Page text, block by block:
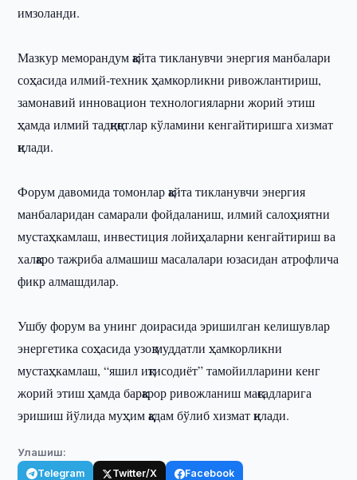
имзоланди.
Мазкур меморандум қайта тикланувчи энергия манбалари
соҳасида илмий-техник ҳамкорликни ривожлантириш,
замонавий инновацион технологияларни жорий этиш
ҳамда илмий тадқиқотлар кўламини кенгайтиришга хизмат
қилади.
Форум давомида томонлар қайта тикланувчи энергия
манбаларидан самарали фойдаланиш, илмий салоҳиятни
мустаҳкамлаш, инвестиция лойиҳаларни кенгайтириш ва
халқаро тажриба алмашиш масалалари юзасидан атрофлича
фикр алмашдилар.
Ушбу форум ва унинг доирасида эришилган келишувлар
энергетика соҳасида узоқ муддатли ҳамкорликни
мустаҳкамлаш, “яшил иқтисодиёт” тамойилларини кенг
жорий этиш ҳамда барқарор ривожланиш мақсадларига
эришиш йўлида муҳим қадам бўлиб хизмат қилади.
Улашиш:
Telegram Twitter/X Facebook